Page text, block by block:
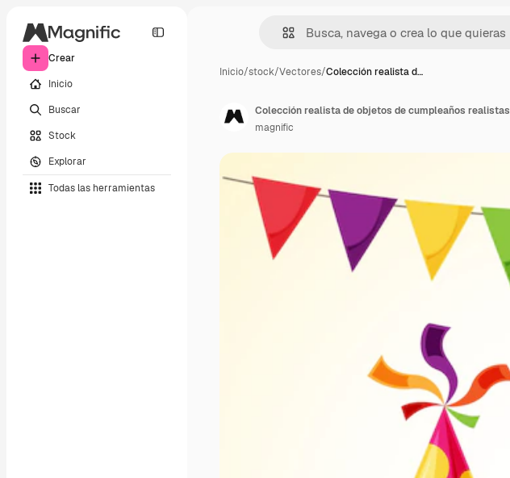
Crear
Inicio
Buscar
Stock
Explorar
Todas las herramientas
Inicio/stock/Vectores/Colección realista d…
Colección realista de objetos de cumpleaños realistas
magnific